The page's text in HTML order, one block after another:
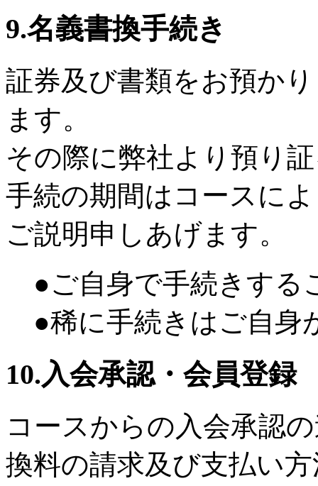
9.名義書換手続き
証券及び書類をお預か
ます。
その際に弊社より預り
手続の期間はコースに
ご説明申しあげます。
●ご自身で手続きする
●稀に手続きはご自身
10.入会承認・会員登録
コースからの入会承認
換料の請求及び支払い